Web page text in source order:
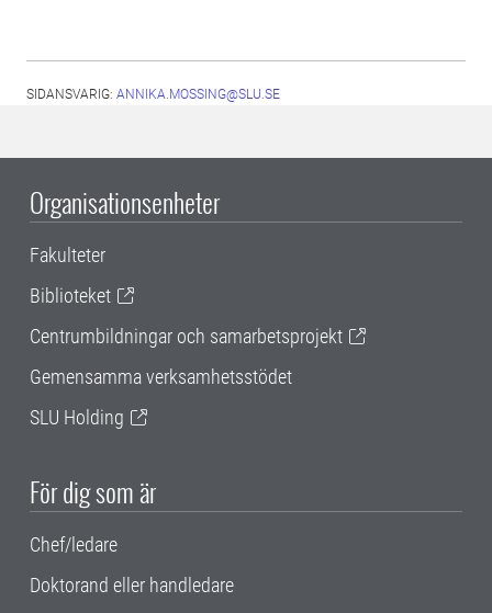
SIDANSVARIG: ANNIKA.MOSSING@SLU.SE
Organisationsenheter
Fakulteter
Biblioteket
Centrumbildningar och samarbetsprojekt
Gemensamma verksamhetsstödet
SLU Holding
För dig som är
Chef/ledare
Doktorand eller handledare